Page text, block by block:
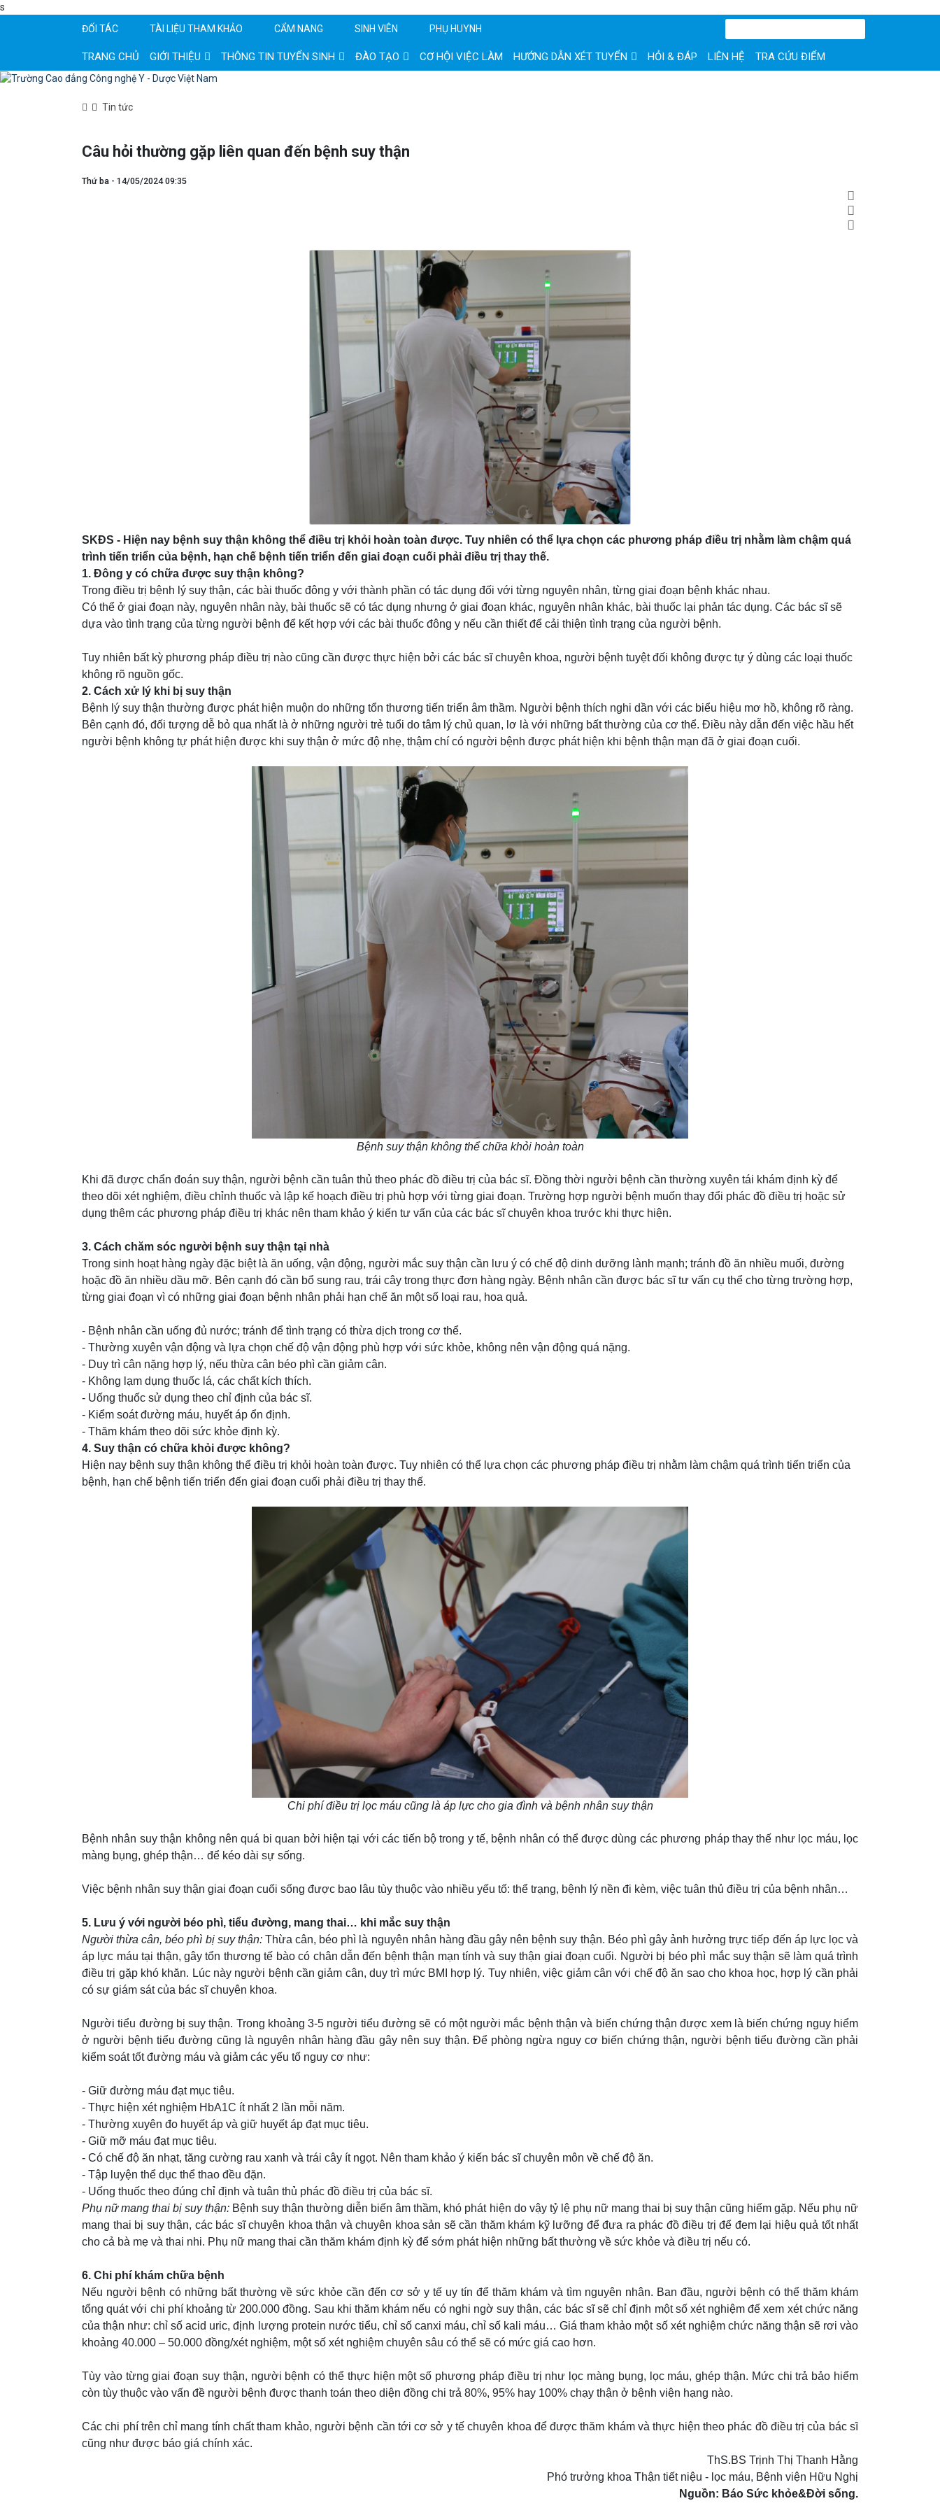
s
ĐỐI TÁC
TÀI LIỆU THAM KHẢO CẨM NANG SINH VIÊN PHỤ HUYNH
TRANG CHỦ GIỚI THIỆU THÔNG TIN TUYỂN SINH ĐÀO TẠO CƠ HỘI VIỆC LÀM HƯỚNG DẪN XÉT TUYỂN HỎI & ĐÁP LIÊN HỆ TRA CỨU ĐIỂM
Tin tức
Câu hỏi thường gặp liên quan đến bệnh suy thận
Thứ ba - 14/05/2024 09:35
SKĐS - Hiện nay bệnh suy thận không thể điều trị khỏi hoàn toàn được. Tuy nhiên có thể lựa chọn các phương pháp điều trị nhằm làm chậm quá
trình tiến triển của bệnh, hạn chế bệnh tiến triển đến giai đoạn cuối phải điều trị thay thế.
1. Đông y có chữa được suy thận không?
Trong điều trị bệnh lý suy thận, các bài thuốc đông y với thành phần có tác dụng đối với từng nguyên nhân, từng giai đoạn bệnh khác nhau.
Có thể ở giai đoạn này, nguyên nhân này, bài thuốc sẽ có tác dụng nhưng ở giai đoạn khác, nguyên nhân khác, bài thuốc lại phản tác dụng. Các bác sĩ sẽ
dựa vào tình trạng của từng người bệnh để kết hợp với các bài thuốc đông y nếu cần thiết để cải thiện tình trạng của người bệnh.
Tuy nhiên bất kỳ phương pháp điều trị nào cũng cần được thực hiện bởi các bác sĩ chuyên khoa, người bệnh tuyệt đối không được tự ý dùng các loại thuốc
không rõ nguồn gốc.
2. Cách xử lý khi bị suy thận
Bệnh lý suy thận thường được phát hiện muộn do những tổn thương tiến triển âm thầm. Người bệnh thích nghi dần với các biểu hiệu mơ hồ, không rõ ràng.
Bên cạnh đó, đối tượng dễ bỏ qua nhất là ở những người trẻ tuổi do tâm lý chủ quan, lơ là với những bất thường của cơ thể. Điều này dẫn đến việc hầu hết
người bệnh không tự phát hiện được khi suy thận ở mức độ nhẹ, thậm chí có người bệnh được phát hiện khi bệnh thận mạn đã ở giai đoạn cuối.
Bệnh suy thận không thể chữa khỏi hoàn toàn
Khi đã được chẩn đoán suy thận, người bệnh cần tuân thủ theo phác đồ điều trị của bác sĩ. Đồng thời người bệnh cần thường xuyên tái khám định kỳ để
theo dõi xét nghiệm, điều chỉnh thuốc và lập kế hoạch điều trị phù hợp với từng giai đoạn. Trường hợp người bệnh muốn thay đổi phác đồ điều trị hoặc sử
dụng thêm các phương pháp điều trị khác nên tham khảo ý kiến tư vấn của các bác sĩ chuyên khoa trước khi thực hiện.
3. Cách chăm sóc người bệnh suy thận tại nhà
Trong sinh hoạt hàng ngày đặc biệt là ăn uống, vận động, người mắc suy thận cần lưu ý có chế độ dinh dưỡng lành mạnh; tránh đồ ăn nhiều muối, đường
hoặc đồ ăn nhiều dầu mỡ. Bên cạnh đó cần bổ sung rau, trái cây trong thực đơn hàng ngày. Bệnh nhân cần được bác sĩ tư vấn cụ thể cho từng trường hợp,
từng giai đoạn vì có những giai đoạn bệnh nhân phải hạn chế ăn một số loại rau, hoa quả.
- Bệnh nhân cần uống đủ nước; tránh để tình trạng có thừa dịch trong cơ thể.
- Thường xuyên vận động và lựa chọn chế độ vận động phù hợp với sức khỏe, không nên vận động quá nặng.
- Duy trì cân nặng hợp lý, nếu thừa cân béo phì cần giảm cân.
- Không lạm dụng thuốc lá, các chất kích thích.
- Uống thuốc sử dụng theo chỉ định của bác sĩ.
- Kiểm soát đường máu, huyết áp ổn định.
- Thăm khám theo dõi sức khỏe định kỳ.
4. Suy thận có chữa khỏi được không?
Hiện nay bệnh suy thận không thể điều trị khỏi hoàn toàn được. Tuy nhiên có thể lựa chọn các phương pháp điều trị nhằm làm chậm quá trình tiến triển của
bệnh, hạn chế bệnh tiến triển đến giai đoạn cuối phải điều trị thay thế.
Chi phí điều trị lọc máu cũng là áp lực cho gia đình và bệnh nhân suy thận
Bệnh nhân suy thận không nên quá bi quan bởi hiện tại với các tiến bộ trong y tế, bệnh nhân có thể được dùng các phương pháp thay thế như lọc máu, lọc
màng bụng, ghép thận… để kéo dài sự sống.
Việc bệnh nhân suy thận giai đoạn cuối sống được bao lâu tùy thuộc vào nhiều yếu tố: thể trạng, bệnh lý nền đi kèm, việc tuân thủ điều trị của bệnh nhân…
5. Lưu ý với người béo phì, tiểu đường, mang thai… khi mắc suy thận
Người thừa cân, béo phì bị suy thận:Thừa cân, béo phì là nguyên nhân hàng đầu gây nên bệnh suy thận. Béo phì gây ảnh hưởng trực tiếp đến áp lực lọc và
áp lực máu tại thận, gây tổn thương tế bào có chân dẫn đến bệnh thận mạn tính và suy thận giai đoạn cuối. Người bị béo phì mắc suy thận sẽ làm quá trình
điều trị gặp khó khăn. Lúc này người bệnh cần giảm cân, duy trì mức BMI hợp lý. Tuy nhiên, việc giảm cân với chế độ ăn sao cho khoa học, hợp lý cần phải
có sự giám sát của bác sĩ chuyên khoa.
Người tiểu đường bị suy thận. Trong khoảng 3-5 người tiểu đường sẽ có một người mắc bệnh thận và biến chứng thận được xem là biến chứng nguy hiểm
ở người bệnh tiểu đường cũng là nguyên nhân hàng đầu gây nên suy thận. Để phòng ngừa nguy cơ biến chứng thận, người bệnh tiểu đường cần phải
kiểm soát tốt đường máu và giảm các yếu tố nguy cơ như:
- Giữ đường máu đạt mục tiêu.
- Thực hiện xét nghiệm HbA1C ít nhất 2 lần mỗi năm.
- Thường xuyên đo huyết áp và giữ huyết áp đạt mục tiêu.
- Giữ mỡ máu đạt mục tiêu.
- Có chế độ ăn nhạt, tăng cường rau xanh và trái cây ít ngọt. Nên tham khảo ý kiến bác sĩ chuyên môn về chế độ ăn.
- Tập luyện thể dục thể thao đều đặn.
- Uống thuốc theo đúng chỉ định và tuân thủ phác đồ điều trị của bác sĩ.
Phụ nữ mang thai bị suy thận: Bệnh suy thận thường diễn biến âm thầm, khó phát hiện do vậy tỷ lệ phụ nữ mang thai bị suy thận cũng hiếm gặp. Nếu phụ nữ
mang thai bị suy thận, các bác sĩ chuyên khoa thận và chuyên khoa sản sẽ cần thăm khám kỹ lưỡng để đưa ra phác đồ điều trị để đem lại hiệu quả tốt nhất
cho cả bà mẹ và thai nhi. Phụ nữ mang thai cần thăm khám định kỳ để sớm phát hiện những bất thường về sức khỏe và điều trị nếu có.
6. Chi phí khám chữa bệnh
Nếu người bệnh có những bất thường về sức khỏe cần đến cơ sở y tế uy tín để thăm khám và tìm nguyên nhân. Ban đầu, người bệnh có thể thăm khám
tổng quát với chi phí khoảng từ 200.000 đồng. Sau khi thăm khám nếu có nghi ngờ suy thận, các bác sĩ sẽ chỉ định một số xét nghiệm để xem xét chức năng
của thận như: chỉ số acid uric, định lượng protein nước tiểu, chỉ số canxi máu, chỉ số kali máu… Giá tham khảo một số xét nghiệm chức năng thận sẽ rơi vào
khoảng 40.000 – 50.000 đồng/xét nghiệm, một số xét nghiệm chuyên sâu có thể sẽ có mức giá cao hơn.
Tùy vào từng giai đoạn suy thận, người bệnh có thể thực hiện một số phương pháp điều trị như lọc màng bụng, lọc máu, ghép thận. Mức chi trả bảo hiểm
còn tùy thuộc vào vấn đề người bệnh được thanh toán theo diện đồng chi trả 80%, 95% hay 100% chạy thận ở bệnh viện hạng nào.
Các chi phí trên chỉ mang tính chất tham khảo, người bệnh cần tới cơ sở y tế chuyên khoa để được thăm khám và thực hiện theo phác đồ điều trị của bác sĩ
cũng như được báo giá chính xác.
ThS.BS Trịnh Thị Thanh Hằng
Phó trưởng khoa Thận tiết niệu - lọc máu, Bệnh viện Hữu Nghị
Nguồn: Báo Sức khỏe&Đời sống.